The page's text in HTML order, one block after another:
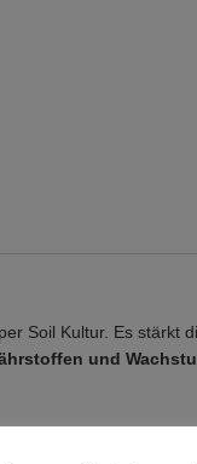
Soil Kultur. Es stärkt
und